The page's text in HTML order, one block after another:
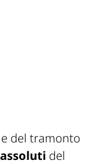
del tramonto
del